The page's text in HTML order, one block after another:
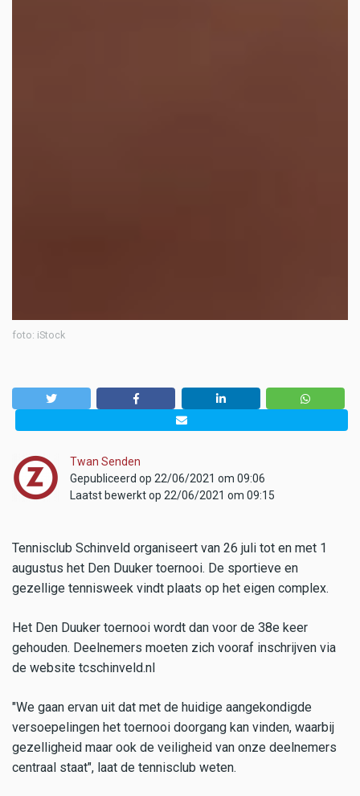
foto: iStock
Twan Senden
Gepubliceerd op 22/06/2021 om 09:06
Laatst bewerkt op 22/06/2021 om 09:15
Tennisclub Schinveld organiseert van 26 juli tot en met 1
augustus het Den Duuker toernooi. De sportieve en
gezellige tennisweek vindt plaats op het eigen complex.
Het Den Duuker toernooi wordt dan voor de 38e keer
gehouden. Deelnemers moeten zich vooraf inschrijven via
de website tcschinveld.nl
"We gaan ervan uit dat met de huidige aangekondigde
versoepelingen het toernooi doorgang kan vinden, waarbij
gezelligheid maar ook de veiligheid van onze deelnemers
centraal staat", laat de tennisclub weten.